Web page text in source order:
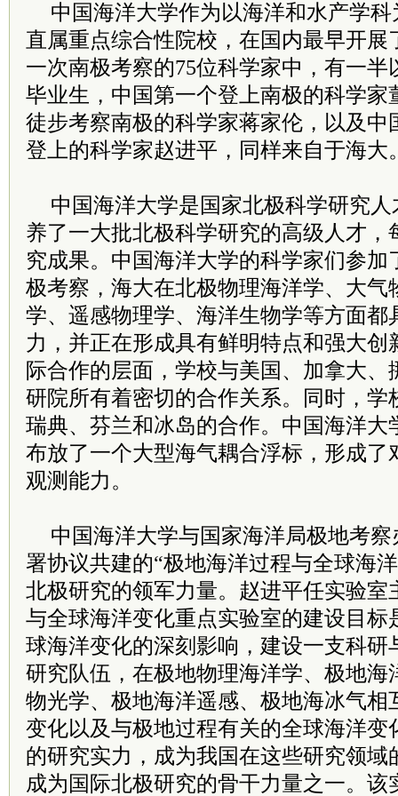
中国海洋大学作为以海洋和水产学
直属重点综合性院校，在国内最早开展
一次南极考察的75位科学家中，有一半
毕业生，中国第一个登上南极的科学家
徒步考察南极的科学家蒋家伦，以及中
登上的科学家赵进平，同样来自于海大
中国海洋大学是国家北极科学研究
养了一大批北极科学研究的高级人才，
究成果。中国海洋大学的科学家们参加
极考察，海大在北极物理海洋学、大气
学、遥感物理学、海洋生物学等方面都
力，并正在形成具有鲜明特点和强大创
际合作的层面，学校与美国、加拿大、
研院所有着密切的合作关系。同时，学
瑞典、芬兰和冰岛的合作。中国海洋大
布放了一个大型海气耦合浮标，形成了
观测能力。
中国海洋大学与国家海洋局极地考察
署协议共建的“极地海洋过程与全球海
北极研究的领军力量。赵进平任实验室
与全球海洋变化重点实验室的建设目标
球海洋变化的深刻影响，建设一支科研
研究队伍，在极地物理海洋学、极地海
物光学、极地海洋遥感、极地海冰气相
变化以及与极地过程有关的全球海洋变
的研究实力，成为我国在这些研究领域
成为国际北极研究的骨干力量之一。该